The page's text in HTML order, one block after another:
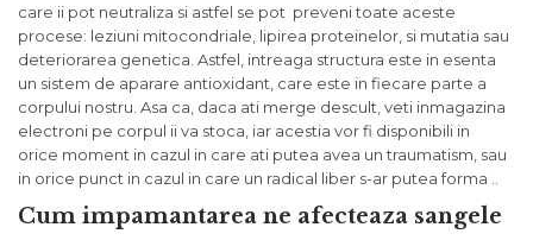
care ii pot neutraliza si astfel se pot preveni toate aceste
procese: leziuni mitocondriale, lipirea proteinelor, si mutatia sau
deteriorarea genetica. Astfel, intreaga structura este in esenta
un sistem de aparare antioxidant, care este in fiecare parte a
corpului nostru. Asa ca, daca ati merge descult, veti inmagazina
electroni pe corpul ii va stoca, iar acestia vor fi disponibili in
orice moment in cazul in care ati putea avea un traumatism, sau
in orice punct in cazul in care un radical liber s-ar putea forma ..
Cum impamantarea ne afecteaza sangele